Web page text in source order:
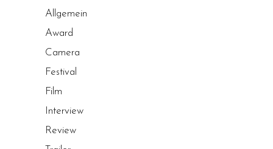
Allgemein
Award
Camera
Festival
Film
Interview
Review